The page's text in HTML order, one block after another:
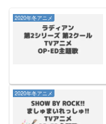
2020年冬アニメ
2020年冬アニメ